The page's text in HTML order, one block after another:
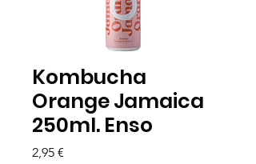
Kombucha
Orange Jamaica
250ml. Enso
2,95 €